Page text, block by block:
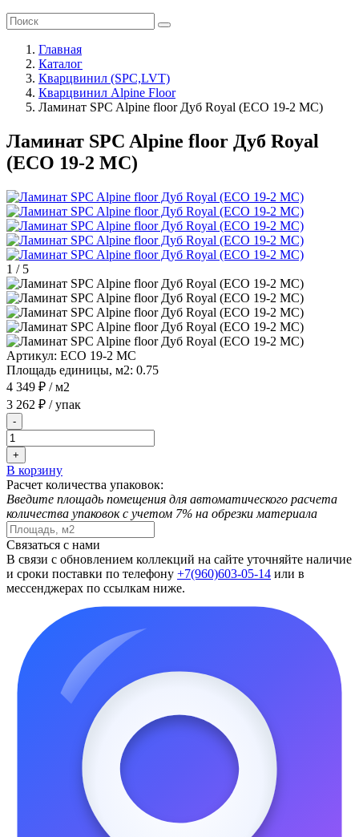
Главная
Каталог
Кварцвинил (SPC,LVT)
Кварцвинил Alpine Floor
Ламинат SPC Alpine floor Дуб Royal (ECO 19-2 MC)
Ламинат SPC Alpine floor Дуб Royal
(ECO 19-2 MC)
1 / 5
Артикул: ECO 19-2 MC
Площадь единицы, м2: 0.75
4 349 ₽ / м2
3 262 ₽ / упак
-
+
В корзину
Расчет количества упаковок:
Введите площадь помещения для автоматического расчета
количества упаковок с учетом 7% на обрезки материала
Связаться с нами
В связи с обновлением коллекций на сайте уточняйте наличие
и сроки поставки по телефону +7(960)603-05-14 или в
мессенджерах по ссылкам ниже.